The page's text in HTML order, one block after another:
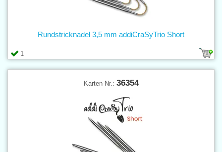
1
Rundstricknadel 3,5 mm addiCraSyTrio Short
Karten Nr.: 36354